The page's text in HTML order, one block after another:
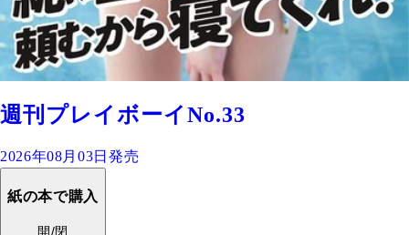
週刊プレイボーイNo.33
2026年08月03日発売
紙の本で購入
開/閉